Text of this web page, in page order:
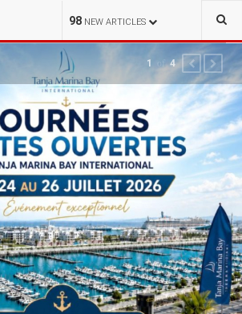
98 NEW ARTICLES
pourrait doubler son trafic
à moyen terme !
30 JUIN 2026
multiplie les records de fréquentation
1 of4 PREVIOUS
NEXT